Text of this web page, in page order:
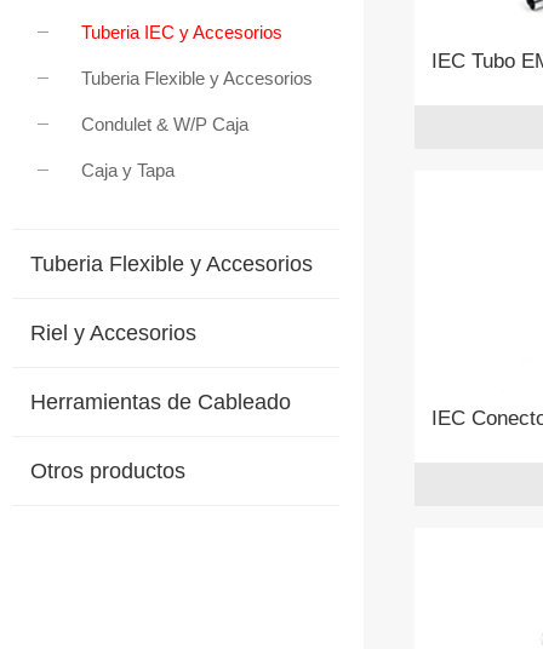
Tuberia IEC y Accesorios
Tuberia Flexible y Accesorios
Condulet & W/P Caja
Caja y Tapa
Tuberia Flexible y Accesorios
Riel y Accesorios
Herramientas de Cableado
Otros productos
IEC Tubo
IEC